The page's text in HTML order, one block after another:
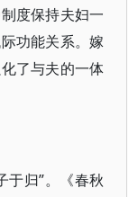
度保持夫妇一
功能关系。嫁
了与夫的一体
于归”。《春秋